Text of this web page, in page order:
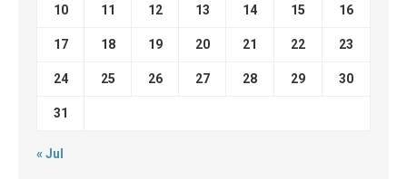
10 11 12 13 14 15 16
17 18 19 20 21 22 23
24 25 26 27 28 29 30
31
« Jul